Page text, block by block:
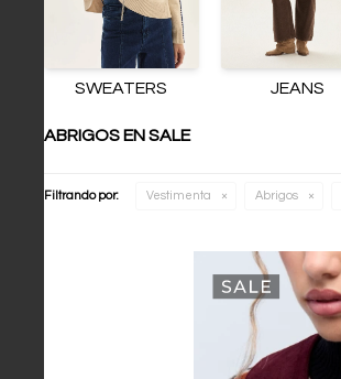
SWEATERS JEANS
ABRIGOS EN SALE
Filtrando por: Vestimenta Abrigos